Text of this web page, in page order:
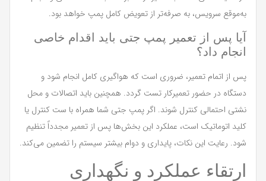
به‌موقع سرویس، به صرفه‌تر از تعویض کامل پمپ خواهد بود.
آیا پس از تعمیر پمپ جتی باید اقدام خاصی
انجام داد؟
پس از اتمام تعمیر، ضروری است که هواگیری کامل انجام شود و
دستگاه در حضور تعمیرکار تست گردد. همچنین باید اتصالات و محل
نشتی احتمالی کنترل شوند. اگر پمپ جتی شما همراه با ست کنترل یا
کلید اتوماتیک است، عملکرد این بخش‌ها پس از تعمیر مجدداً تنظیم
شود. رعایت این نکات، پایداری و دوام بیشتر سیستم را تضمین می‌کند.
ارتقاء عملکرد و نگهداری